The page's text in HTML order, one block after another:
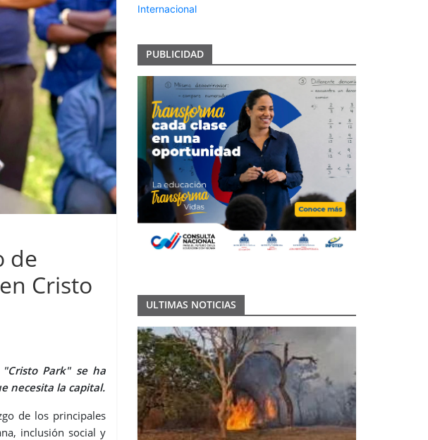
de
Cristo
Park" se ha
necesita la capital.
de los principales
inclusión social y
Internacional
PUBLICIDAD
ULTIMAS NOTICIAS